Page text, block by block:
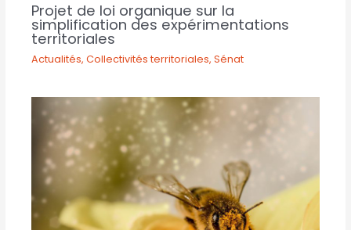
Projet de loi organique sur la
simplification des expérimentations
territoriales
Actualités,Collectivités territoriales,Sénat